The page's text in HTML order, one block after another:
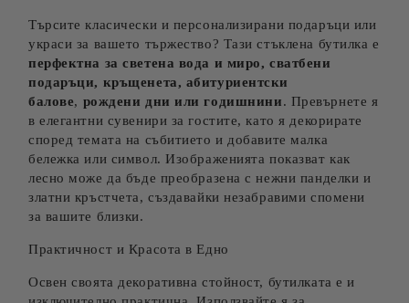
Търсите класически и персонализирани подаръци или
украси за вашето тържество? Тази стъклена бутилка е
перфектна за светена вода и миро, сватбени
подаръци, кръщенета, абитуриентски
балове, рождени дни или годишнини. Превърнете я
в елегантни сувенири за гостите, като я декорирате
според темата на събитието и добавите малка
бележка или символ. Изображенията показват как
лесно може да бъде преобразена с нежни панделки и
златни кръстчета, създавайки незабравими спомени
за вашите близки.
Практичност и Красота в Едно
Освен своята декоративна стойност, бутилката е и